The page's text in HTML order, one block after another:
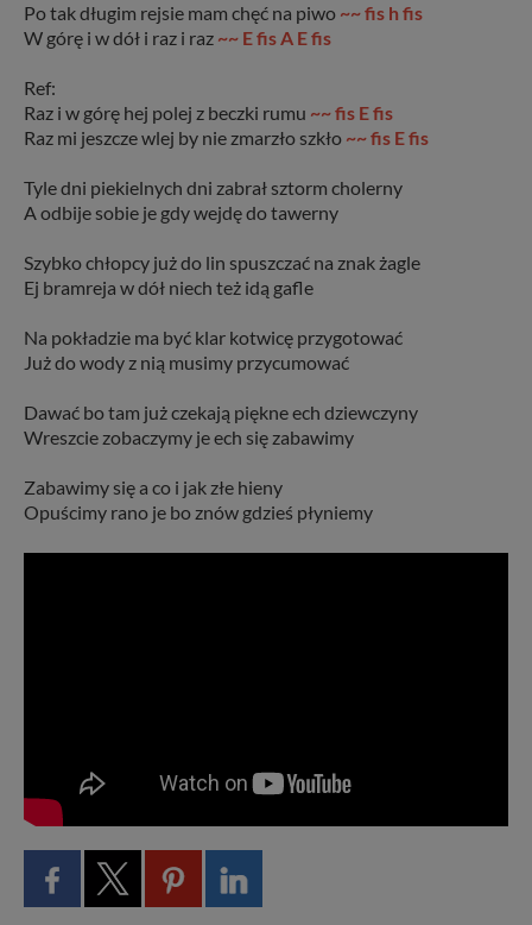
Po tak długim rejsie mam chęć na piwo ~~ fis h fis
W górę i w dół i raz i raz ~~ E fis A E fis
Ref:
Raz i w górę hej polej z beczki rumu ~~ fis E fis
Raz mi jeszcze wlej by nie zmarzło szkło ~~ fis E fis
Tyle dni piekielnych dni zabrał sztorm cholerny
A odbije sobie je gdy wejdę do tawerny
Szybko chłopcy już do lin spuszczać na znak żagle
Ej bramreja w dół niech też idą gafle
Na pokładzie ma być klar kotwicę przygotować
Już do wody z nią musimy przycumować
Dawać bo tam już czekają piękne ech dziewczyny
Wreszcie zobaczymy je ech się zabawimy
Zabawimy się a co i jak złe hieny
Opuścimy rano je bo znów gdzieś płyniemy